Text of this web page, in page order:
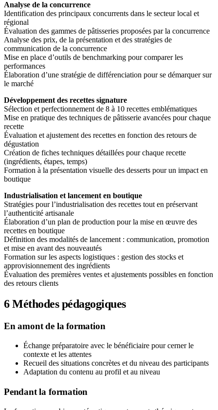
Analyse de la concurrence
Identification des principaux concurrents dans le secteur local et
régional
Évaluation des gammes de pâtisseries proposées par la concurrence
Analyse des prix, de la présentation et des stratégies de
communication de la concurrence
Mise en place d’outils de benchmarking pour comparer les
performances
Élaboration d’une stratégie de différenciation pour se démarquer sur
le marché
Développement des recettes signature
Sélection et perfectionnement de 8 à 10 recettes emblématiques
Mise en pratique des techniques de pâtisserie avancées pour chaque
recette
Évaluation et ajustement des recettes en fonction des retours de
dégustation
Création de fiches techniques détaillées pour chaque recette
(ingrédients, étapes, temps)
Formation à la présentation visuelle des desserts pour un impact en
boutique
Industrialisation et lancement en boutique
Stratégies pour l’industrialisation des recettes tout en préservant
l’authenticité artisanale
Élaboration d’un plan de production pour la mise en œuvre des
recettes en boutique
Définition des modalités de lancement : communication, promotion
et mise en avant des nouveautés
Formation sur les aspects logistiques : gestion des stocks et
approvisionnement des ingrédients
Évaluation des premières ventes et ajustements possibles en fonction
des retours clients
6Méthodes pédagogiques
En amont de la formation
Échange préparatoire avec le bénéficiaire pour cerner le
contexte et les attentes
Recueil des situations concrètes et du niveau des participants
Adaptation du contenu au profil et au niveau
Pendant la formation